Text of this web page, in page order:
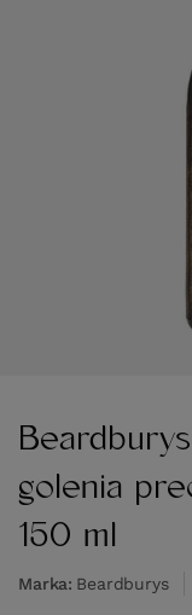
golenia
150 ml
Marka Beardburys